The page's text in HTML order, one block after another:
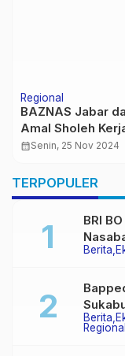
Regional
BAZNAS Jabar
Amal Sholeh
Kemudahan
calendar_monthSenin, 25 Nov 2024
TERPOPULER
Berita
BRI
Berita
Regional
2026